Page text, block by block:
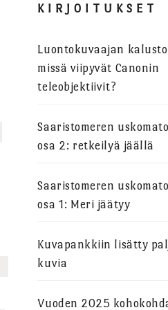
KIRJOITUKSET
Luontokuvaajan
missä viipyvät Canonin
teleobjektiivit?
Saaristomeren
osa 2: retkeilyä jäällä
Saaristomeren
osa 1: Meri jäätyy
Kuvapankkiin lisätty
kuvia
Vuoden 2025